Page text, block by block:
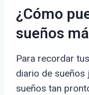
¿Cómo
sueños
Para recordar
diario de sueños
sueños tan